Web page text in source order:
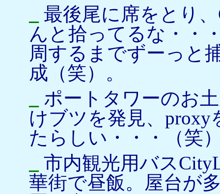
最後尾に席をとり
んと拾ってるな・・
周するまでずーっと
成（笑）。
ポートタワーのお
けブツを発見、
たらしい・・・（笑
市内観光用バス
華街で昼飯。屋台が